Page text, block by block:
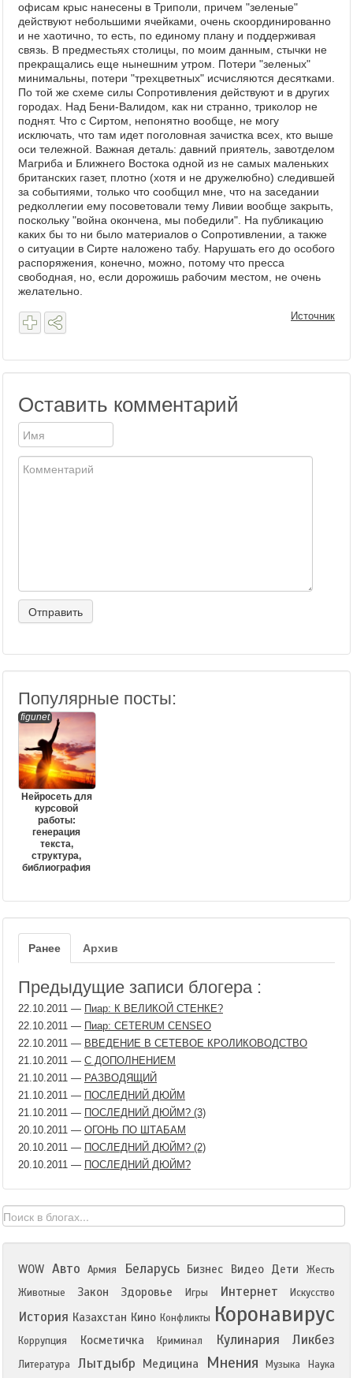
офисам крыс нанесены в Триполи, причем "зеленые"
действуют небольшими ячейками, очень скоординированно
и не хаотично, то есть, по единому плану и поддерживая
связь. В предместьях столицы, по моим данным, стычки не
прекращались еще нынешним утром. Потери "зеленых"
минимальны, потери "трехцветных" исчисляются десятками.
По той же схеме силы Сопротивления действуют и в других
городах. Над Бени-Валидом, как ни странно, триколор не
поднят. Что с Сиртом, непонятно вообще, не могу
исключать, что там идет поголовная зачистка всех, кто выше
оси тележной. Важная деталь: давний приятель, завотделом
Магриба и Ближнего Востока одной из не самых маленьких
британских газет, плотно (хотя и не дружелюбно) следившей
за событиями, только что сообщил мне, что на заседании
редколлегии ему посоветовали тему Ливии вообще закрыть,
поскольку "война окончена, мы победили". На публикацию
каких бы то ни было материалов о Сопротивлении, а также
о ситуации в Сирте наложено табу. Нарушать его до особого
распоряжения, конечно, можно, потому что пресса
свободная, но, если дорожишь рабочим местом, не очень
желательно.
Источник
Оставить комментарий
Популярные посты:
figunet
Нейросеть для
курсовой
работы:
генерация
текста,
структура,
библиография
Ранее Архив
Предыдущие записи блогера :
22.10.2011 — Пиар: К ВЕЛИКОЙ СТЕНКЕ?
22.10.2011 — Пиар: CETERUM CENSEO
22.10.2011 — ВВЕДЕНИЕ В СЕТЕВОЕ КРОЛИКОВОДСТВО
21.10.2011 — С ДОПОЛНЕНИЕМ
21.10.2011 — РАЗВОДЯЩИЙ
21.10.2011 — ПОСЛЕДНИЙ ДЮЙМ
21.10.2011 — ПОСЛЕДНИЙ ДЮЙМ? (3)
20.10.2011 — ОГОНЬ ПО ШТАБАМ
20.10.2011 — ПОСЛЕДНИЙ ДЮЙМ? (2)
20.10.2011 — ПОСЛЕДНИЙ ДЮЙМ?
WOW Авто Армия Беларусь Бизнес Видео Дети
Жесть
Животные
Закон Здоровье Игры Интернет Искусство
История Казахстан Кино Конфликты Коронавирус
Коррупция Косметичка Криминал Кулинария Ликбез
Литература Лытдыбр Медицина Мнения Музыка Наука